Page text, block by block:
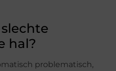
hal?
problematisch,